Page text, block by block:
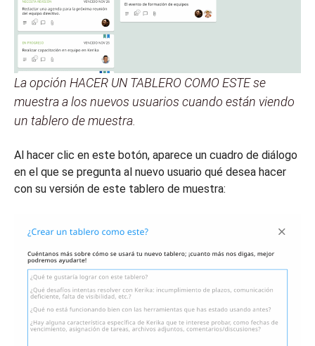
La opción HACER UN TABLERO COMO ESTE se
muestra a los nuevos usuarios cuando están viendo
un tablero de muestra.
Al hacer clic en este botón, aparece un cuadro de diálogo
en el que se pregunta al nuevo usuario qué desea hacer
con su versión de este tablero de muestra: